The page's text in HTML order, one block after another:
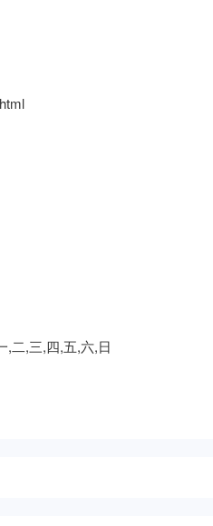
,二,三,四,五,六,日